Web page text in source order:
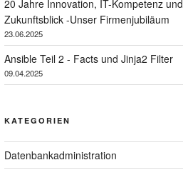
20 Jahre Innovation, IT-Kompetenz und
Zukunftsblick -Unser Firmenjubiläum
23.06.2025
Ansible Teil 2 - Facts und Jinja2 Filter
09.04.2025
KATEGORIEN
Datenbankadministration